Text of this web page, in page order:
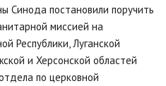
Синода постановили поручить
миссией на
Республики, Луганской
и Херсонской областей
по церковной